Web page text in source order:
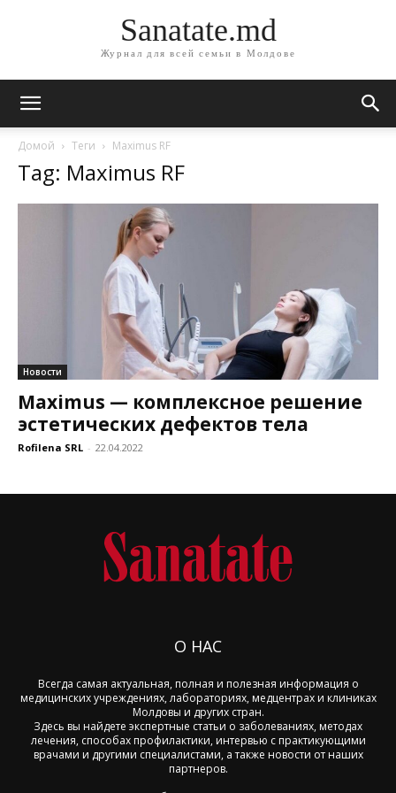
Sanatate.md
Журнал для всей семьи в Молдове
Домой Теги Maximus RF
Tag: Maximus RF
Новости
Maximus — комплексное решение
эстетических дефектов тела
Rofilena SRL - 22.04.2022
О НАС
Всегда самая актуальная, полная и полезная информация о
медицинских учреждениях, лабораториях, медцентрах и клиниках
Молдовы и других стран.
Здесь вы найдете экспертные статьи о заболеваниях, методах
лечения, способах профилактики, интервью с практикующими
врачами и другими специалистами, а также новости от наших
партнеров.